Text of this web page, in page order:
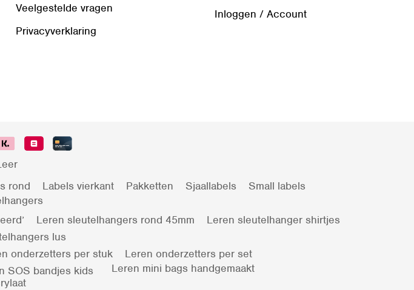
Veelgestelde vragen
Privacyverklaring
Inloggen / Account
rond Labels vierkant Pakketten Sjaallabels
Small labels
Leren sleutelhangers rond 45mm
Leren sleutelhanger shirtjes
lus
onderzetters per stuk
Leren onderzetters per set
SOS bandjes kids
Leren mini bags handgemaakt